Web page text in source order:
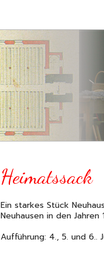
Heimatssack
Ein starkes Stück
Neuhausen in den Jahren
Aufführung: 4., 5. und 6..